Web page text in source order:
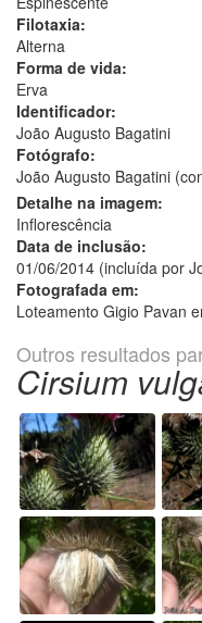
Filotaxia:
Alterna
Forma de vida:
Erva
Identificador:
João Augusto Bagatini
Fotógrafo:
João Augusto Bagatini
Detalhe na imagem:
Inflorescência
Data de inclusão:
01/06/2014 (incluída por
Fotografada em:
Loteamento Gigio Pavan
Outros resultados
Cirsium